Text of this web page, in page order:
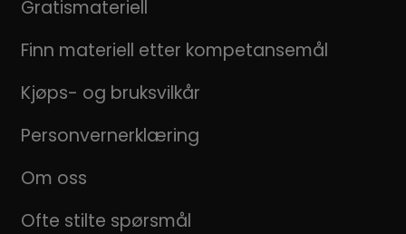
Gratismateriell
Finn materiell etter kompetansemål
Kjøps- og bruksvilkår
Personvernerklæring
Om oss
Ofte stilte spørsmål